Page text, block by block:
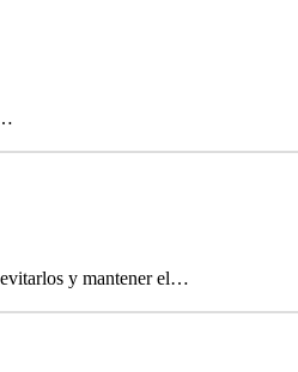
evitarlos y mantener el…